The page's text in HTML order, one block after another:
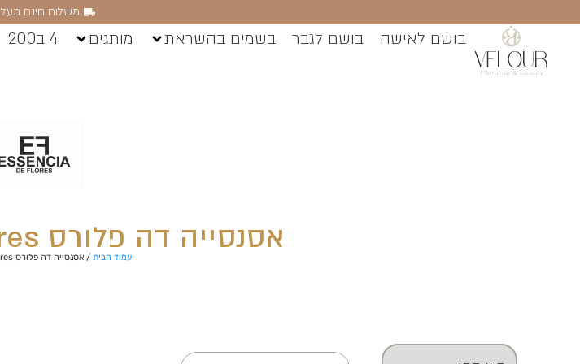
משלוח חינם מעל 299₪
בושם לאישה בושם לגבר בשמים בהשראת מותגים 4 ב200
אסנסייה דה פלורס Essencia de flores
עמוד הבית / אסנסייה דה פלורס Essencia de flores